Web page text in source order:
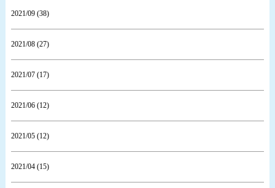
2021/09 (38)
2021/08 (27)
2021/07 (17)
2021/06 (12)
2021/05 (12)
2021/04 (15)